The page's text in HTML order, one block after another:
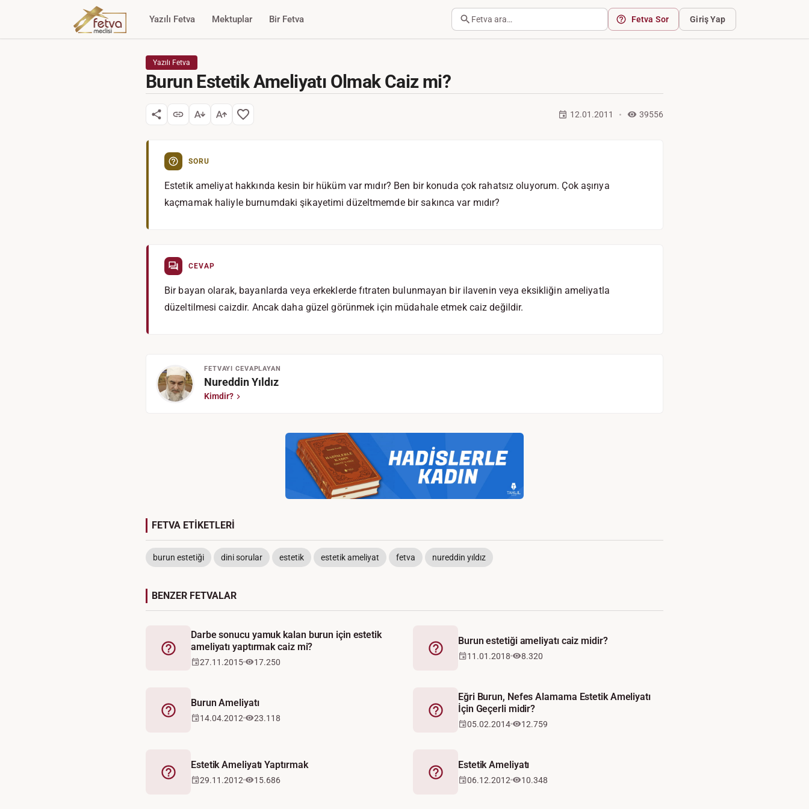
Yazılı Fetva Mektuplar Bir Fetva Fetva ara… Fetva Sor Giriş Yap
Yazılı Fetva
Burun Estetik Ameliyatı Olmak Caiz mi?
12.01.2011 39556
SORU
Estetik ameliyat hakkında kesin bir hüküm var mıdır? Ben bir konuda çok rahatsız oluyorum. Çok aşırıya
kaçmamak haliyle burnumdaki şikayetimi düzeltmemde bir sakınca var mıdır?
CEVAP
Bir bayan olarak, bayanlarda veya erkeklerde fıtraten bulunmayan bir ilavenin veya eksikliğin ameliyatla
düzeltilmesi caizdir. Ancak daha güzel görünmek için müdahale etmek caiz değildir.
FETVAYI CEVAPLAYAN
Nureddin Yıldız
Kimdir?
FETVA ETİKETLERİ
burun estetiği dini sorular estetik estetik ameliyat fetva nureddin yıldız
BENZER FETVALAR
Fetva
Darbe sonucu yamuk kalan burun için estetik
ameliyatı yaptırmak caiz mi?
27.11.2015 17.250
Fetva
Burun estetiği ameliyatı caiz midir?
11.01.2018 8.320
Fetva
Burun Ameliyatı
14.04.2012 23.118 Fetva
Eğri Burun, Nefes Alamama Estetik Ameliyatı
İçin Geçerli midir?
05.02.2014 12.759
Fetva
Estetik Ameliyatı Yaptırmak
29.11.2012 15.686 Fetva
Estetik Ameliyatı
06.12.2012 10.348